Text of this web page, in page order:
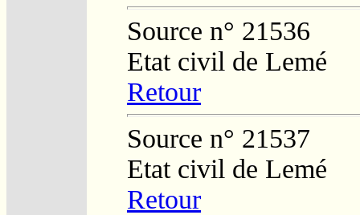
Source n° 21536
Etat civil de Lemé
Retour
Source n° 21537
Etat civil de Lemé
Retour